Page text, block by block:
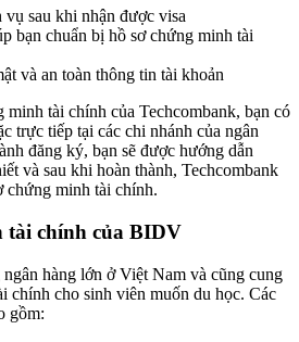
sau khi nhận được visa
bạn chuẩn bị hồ sơ chứng minh tài
và an toàn thông tin tài khoản
tài chính của Techcombank, bạn có
trực tiếp tại các chi nhánh của ngân
đăng ký, bạn sẽ được hướng dẫn
và sau khi hoàn thành, Techcombank
chứng minh tài chính.
tài chính của BIDV
hàng lớn ở Việt Nam và cũng cung
chính cho sinh viên muốn du học. Các
gồm: